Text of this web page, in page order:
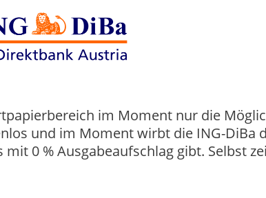
im Moment nur die
und im Moment wirbt die ING-DiBa
0 % Ausgabeaufschlag gibt. Selbst